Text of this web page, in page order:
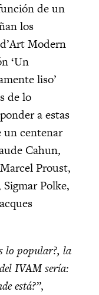
de un
los
Modern
‘Un
liso’
de lo
a estas
un centenar
Cahun,
Proust,
Polke,
lo popular?, la
IVAM sería:
está?”,